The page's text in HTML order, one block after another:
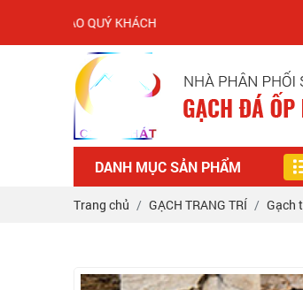
QUÝ KHÁCH
DANH MỤC SẢN PHẨM
Trang chủ GẠCH TRANG TRÍ Gạch